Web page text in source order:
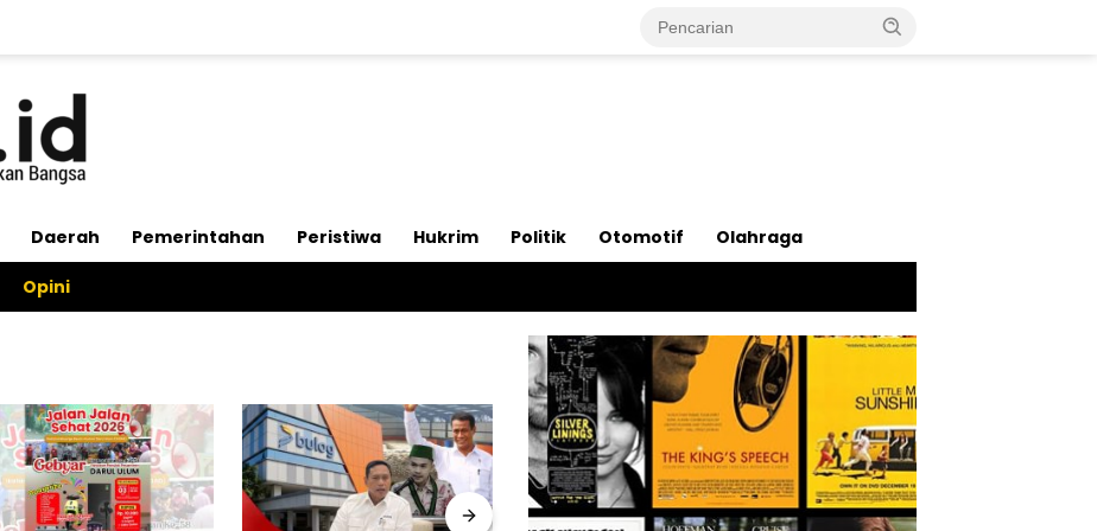
Daerah Pemerintahan Peristiwa Hukrim Politik Otomotif Olahraga
Opini